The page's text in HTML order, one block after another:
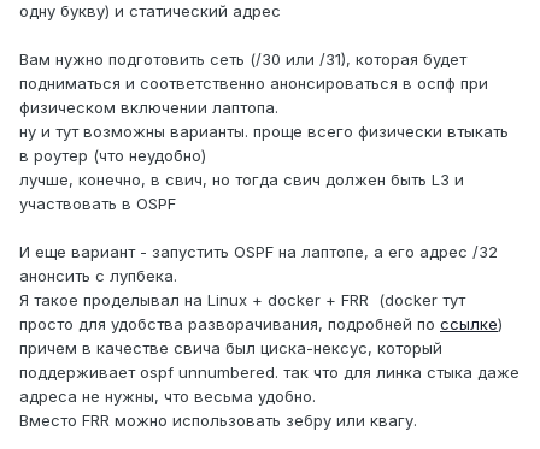
одну букву) и статический адрес
Вам нужно подготовить сеть (/30 или /31), которая будет
подниматься и соответственно анонсироваться в оспф при
физическом включении лаптопа.
ну и тут возможны варианты. проще всего физически втыкать
в роутер (что неудобно)
лучше, конечно, в свич, но тогда свич должен быть L3 и
участвовать в OSPF
И еще вариант - запустить OSPF на лаптопе, а его адрес /32
анонсить с лупбека.
Я такое проделывал на Linux + docker + FRR (docker тут
просто для удобства разворачивания, подробней по ссылке)
причем в качестве свича был циска-нексус, который
поддерживает ospf unnumbered. так что для линка стыка даже
адреса не нужны, что весьма удобно.
Вместо FRR можно использовать зебру или квагу.